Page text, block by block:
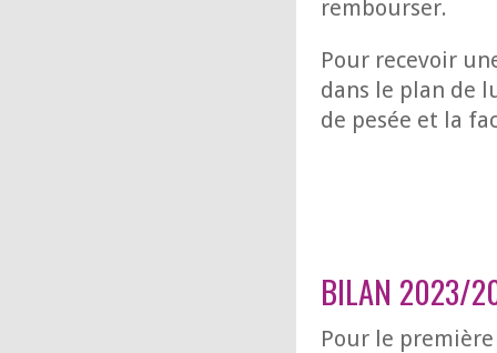
rembourser.
Pour recevoir
dans le plan de
de pesée et la
BILAN 2023/
Pour le